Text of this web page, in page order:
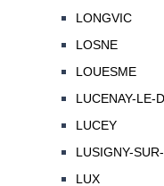
LONGVIC
LOSNE
LOUESME
LUCENAY-LE-
LUCEY
LUSIGNY-
LUX